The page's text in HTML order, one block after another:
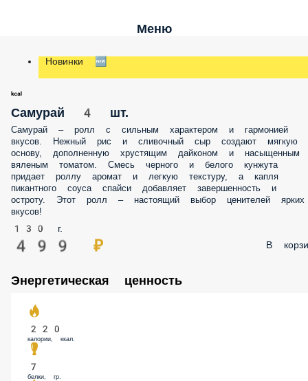
Меню
Новинки 🆕
Самурай 4 шт.
Самурай – ролл с сильным характером и гармонией
вкусов. Нежный рис и сливочный сыр создают мягкую
основу, дополненную хрустящим дайконом и насыщенным
вяленым томатом. Смесь черного и белого кунжута
придает роллу аромат и легкую текстуру, а капля
пикантного соуса спайси добавляет завершенность и
остроту. Этот ролл – настоящий выбор ценителей ярких
вкусов!
130 г.
499 ₽ В
Энергетическая ценность
220
калории, ккал.
7
белки, гр.